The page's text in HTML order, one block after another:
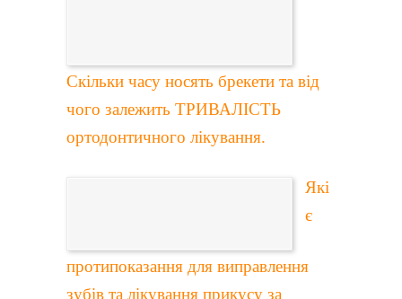
Скільки часу носять брекети та від
чого залежить ТРИВАЛІСТЬ
ортодонтичного лікування.
Які
є
протипоказання для виправлення
зубів та лікування прикусу за